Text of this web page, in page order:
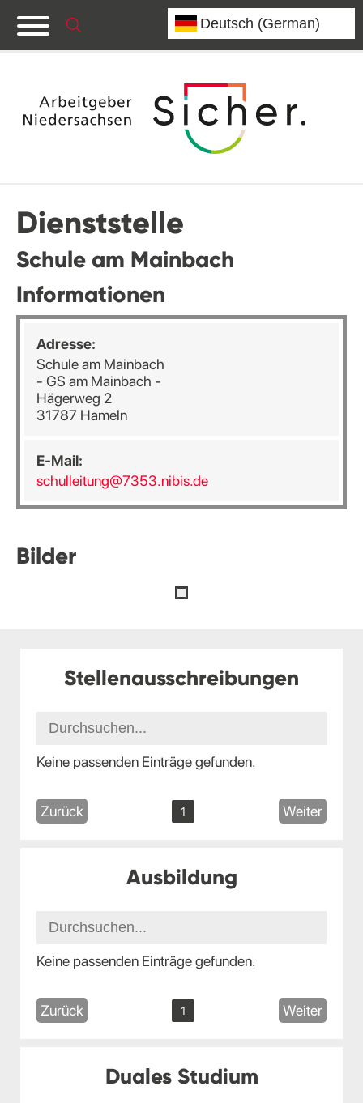
Dienststelle
Schule am Mainbach
Informationen
Adresse:
Schule am Mainbach
- GS am Mainbach -
Hägerweg 2
31787 Hameln
E-Mail:
schulleitung@7353.nibis.de
Bilder
Stellenausschreibungen
Keine passenden Einträge gefunden.
Zurück 1 Weiter
Ausbildung
Keine passenden Einträge gefunden.
Zurück 1 Weiter
Duales Studium